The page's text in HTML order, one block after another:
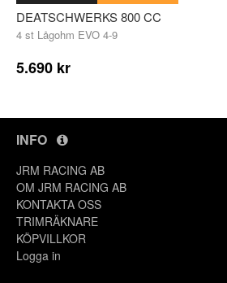
DEATSCHWERKS 800 CC
4 st Lågohm EVO 4-9
5.690 kr
INFO
JRM RACING AB
OM JRM RACING AB
KONTAKTA OSS
TRIMRÄKNARE
KÖPVILLKOR
Logga in